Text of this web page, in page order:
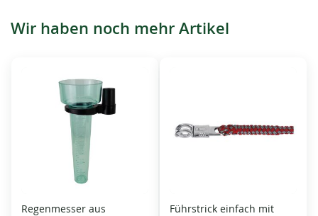
Wir haben noch mehr Artikel
Regenmesser aus
Führstrick einfach mit